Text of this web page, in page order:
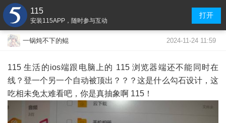
115
安装115APP，随时参与互动
打开
一锅炖不下的鲲 2024-11-24 11:59
115 生活的ios端跟电脑上的 115 浏览器端还不能同时在
线？登一个另一个自动被顶出？？？这是什么勾石设计，这
吃相未免太难看吧，你是真抽象啊 115！